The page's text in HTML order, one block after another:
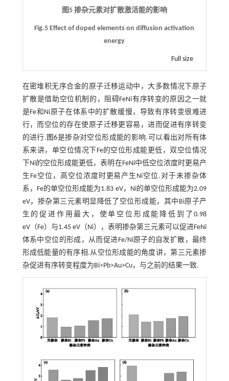
图5 掺杂元素对扩散激活能的影响
Fig.5 Effect of doped elements on diffusion activation
energy
Full size
在密堆积无序合金的原子迁移运动中，大多数情况下原子
扩散是借助空位机制的，阻碍FeNi有序转变的原因之一就
是Fe和Ni原子在体系中的扩散缓慢，导致有序转变很难进
行，而空位的存在使原子迁移更容易，进而促进有序转变
的进行. 图6是掺杂对空位形成能的影响.可以看出对所有体
系来讲，单空位情况下Fe的空位形成能更低，双空位情况
下Ni的空位形成能更低，表明在FeNi中低空位浓度时更易产
生Fe空位，高空位浓度时更易产生Ni空位.对于未掺杂体
系，Fe的单空位形成能为1.83 eV，Ni的单空位形成能为2.09
eV，掺杂第三元素明显降低了空位形成能，其中Bi原子产
生的促进作用最大，使单空位形成能降低到了0.98
eV（Fe）与1.45 eV（Ni），表明掺杂第三元素可以促进FeNi
体系中空位的形成，从而促进Fe/Ni原子的自发扩散，最终
形成低能量的有序相.从空位形成能的角度讲，第三元素掺
杂促进有序转变程度为Bi>Pb>Au>Cu，与之前的结果一致.